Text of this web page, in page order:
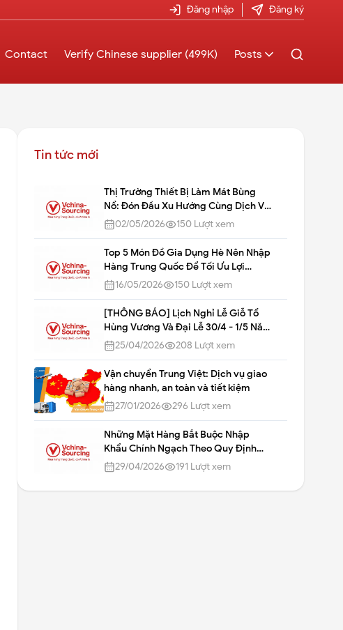
Đăng nhập Đăng ký
Contact Verify Chinese supplier (499K) Posts
Tin tức mới
Thị Trường Thiết Bị Làm Mát Bùng
Nổ: Đón Đầu Xu Hướng Cùng Dịch Vụ
Sourcing Tận Xưởng Của Vchina-
Sourcing
02/05/2026 150 Lượt xem
Top 5 Món Đồ Gia Dụng Hè Nên Nhập
Hàng Trung Quốc Để Tối Ưu Lợi
Nhuận
16/05/2026 150 Lượt xem
[THÔNG BÁO] Lịch Nghỉ Lễ Giỗ Tổ
Hùng Vương Và Đại Lễ 30/4 - 1/5 Năm
2026 Tại Vchina
25/04/2026 208 Lượt xem
Vận chuyển Trung Việt: Dịch vụ giao
hàng nhanh, an toàn và tiết kiệm
27/01/2026
296 Lượt xem
Những Mặt Hàng Bắt Buộc Nhập
Khẩu Chính Ngạch Theo Quy Định
Mới Nhất
29/04/2026 191 Lượt xem